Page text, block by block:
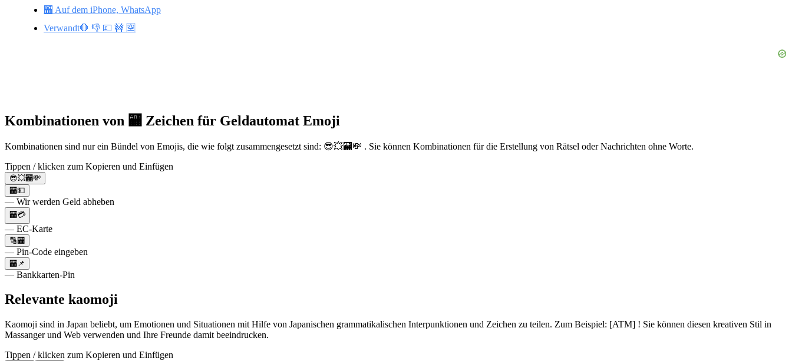
🏧 Auf dem iPhone, WhatsApp
Verwandt🛑 👎 💷 🚧 🈳
Kombinationen von 🏧 Zeichen für Geldautomat Emoji
Kombinationen sind nur ein Bündel von Emojis, die wie folgt zusammengesetzt sind: 😎💥🏧💸 . Sie können Kombinationen für die Erstellung von Rätsel oder Nachrichten ohne Worte.
Tippen / klicken zum Kopieren und Einfügen
😎💥🏧💸
🏧💵
— Wir werden Geld abheben
🏧💳
— EC-Karte
🔢🏧
— Pin-Code eingeben
🏧📌
— Bankkarten-Pin
Relevante kaomoji
Kaomoji sind in Japan beliebt, um Emotionen und Situationen mit Hilfe von Japanischen grammatikalischen Interpunktionen und Zeichen zu teilen. Zum Beispiel: [ATM] ! Sie können diesen kreativen Stil in
Massanger und Web verwenden und Ihre Freunde damit beeindrucken.
Tippen / klicken zum Kopieren und Einfügen